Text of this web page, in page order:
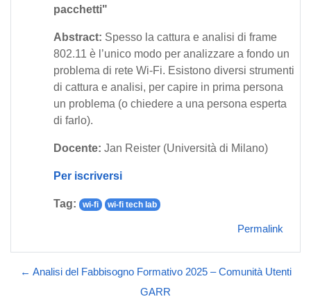
pacchetti"
Abstract: Spesso la cattura e analisi di frame
802.11 è l’unico modo per analizzare a fondo un
problema di rete Wi-Fi. Esistono diversi strumenti
di cattura e analisi, per capire in prima persona
un problema (o chiedere a una persona esperta
di farlo).
Docente: Jan Reister (Università di Milano)
Per iscriversi
Tag: wi-fi wi-fi tech lab
Permalink
← Analisi del Fabbisogno Formativo 2025 – Comunità Utenti
GARR